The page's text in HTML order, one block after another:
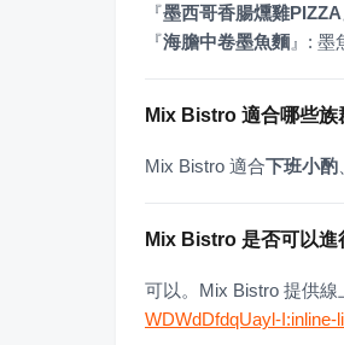
『墨西哥香腸燻雞PIZZA
『海膽中卷墨魚麵 』 : 墨
Mix Bistro 適合哪些族
Mix Bistro 適合下班小酌
Mix Bistro 是否可以進
可以。Mix Bistro 提供線
WDWdDfdqUayl-